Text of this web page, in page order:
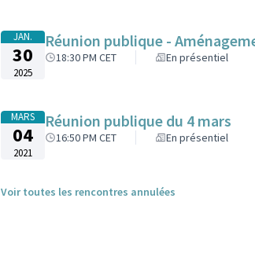
JAN.
30
2025
Réunion publique -
18:30 PM CET En présentiel
MARS
04
2021
Réunion publique du 4 mars
16:50 PM CET En présentiel
Voir toutes les rencontres annulées